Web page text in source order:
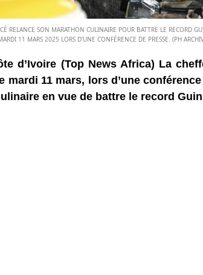
RELANCE SON MARATHON CULINAIRE POUR BATTRE LE RECORD
11 MARS 2025 LORS D'UNE CONFÉRENCE DE PRESSE. (PH
d’Ivoire (Top News Africa) La
mardi 11 mars, lors d’une
en vue de battre le record